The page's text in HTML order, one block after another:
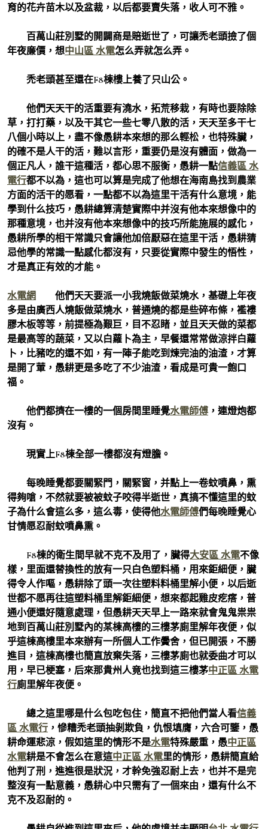
育的花卉苗木以及盆裁，以后都要賣失落，收人可不雅。
百萬山莊別墅的開闢商是賠逝世了，可讓禿老頭撿了個
年夜廉價，想中山區 水電怎么弄就怎么弄。
禿老頭甚至還在F8棟樓上養了只山公。
他們天天干的活重要有澆水，拓荒移栽，有時也要除除
草，打打藥，以及干其它一些七零八散的活，天天至多干七
八個小時以上，盡不像愚耕本來想的那么輕松，也特殊臟，
的確不是人干的活，難以言形，重要仍是沒有體面，做為一
個正凡人，誰干這種活，都心思不服衡，愚耕一點信義區 水
電行都不以為，這也可以算是完成了他想在海南島找到農業
方面的活干的愿看，一點都不以為這里干活有什么意境，能
學到什么技巧，愚耕總算清楚實際中并沒有他本來想像中的
那種意境，也并沒有他本來想像中的技巧所能施展的感化，
愚耕所學的相干常識只會讓他加倍厭惡在這里干活，愚耕猜
忌他學的常識一點感化都沒有，只要從實際中發生的悟性，
才是真正有效的才能。
水電網 他們天天要派一小我燒飯做菜燒水，基礎上年夜
多是由廣西人燒飯做菜燒水，普通燒的都是些碎布條，襤褸
膠木板等等，前提極為艱巨，目不忍睹，並且天天做的菜都
是最高等的蔬菜，又以白蘿卜為主，早餐還常常做涼拌白蘿
卜，比豬吃的還不如，有一陣子能吃到煉完油的油渣，才算
是開了葷，愚耕更是多吃了不少油渣，看成是可貴一飽口
福。
他們都擠在一樓的一個房間里睡覺水電師傅 ，連燈炮都
沒有。
現實上F8棟全部一樓都沒有燈膽。
每晚睡覺都要關緊門，關緊窗，并點上一卷蚊噴鼻，熏
得夠嗆，不然就要被被蚊子咬得半逝世，真搞不懂這里的蚊
子為什么會這么多，這么毒，使得他水電師傅們每晚睡覺心
甘情愿忍耐蚊噴鼻熏。
F8棟的衛生間早就不克不及用了，臟得大安區 水電不像
樣，里面還替換性的放有一只白色塑料桶，用來鉅細便，臟
得令人作嘔，愚耕除了頭一次往塑料料桶里解小便，以后逝
世都不愿再往這塑料桶里解鉅細便，想來都起雞皮疙瘩，普
通小便還好隨意處理，但愚耕天天早上一路來就會鬼鬼祟祟
地到百萬山莊別墅內的某棟高樓的三樓茅廁里解年夜便，似
乎這棟高樓里本來辦有一所個人工作黌舍，但已開張，不勝
進目，這棟高樓也簡直放棄失落，三樓茅廁也就委曲才可以
用，早已梗塞，后來那貴州人竟也找到這三樓茅中正區 水電
行廁里解年夜便。
總之這里哪是什么包吃包住，簡直不把他們當人看信義
區 水電行 ，慘糟禿老頭抽剝欺負，仇恨填膺，六合可鑒，愚
耕命運悲涼，假如這里的情形不是水電特殊嚴重，愚中正區
水電耕是不會怎么在意這中正區 水電里的情形，愚耕簡直給
他判了刑，進進很是狀況，才幹免強忍耐上去，也并不是完
整沒有一點意義，愚耕心中只需有了一個來由，還有什么不
克不及忍耐的。